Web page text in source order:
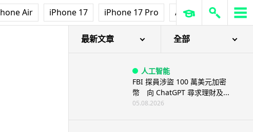
Air iPhone 17 iPhone 17 Pro AirPods Pro 3
最新文章 全部
人工智能
FBI 探員涉盜 100 萬美元加密
幣 向 ChatGPT 尋求理財及...
05.08.2026